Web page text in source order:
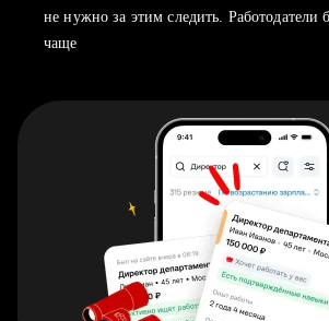
не нужно за этим следить. Работодатели
чаще